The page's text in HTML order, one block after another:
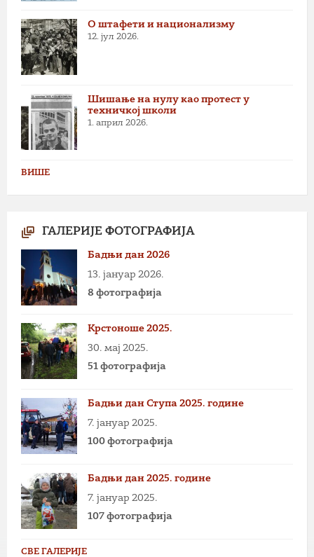
О штафети и национализму
12. јул 2026.
Шишање на нулу као протест у
техничкој школи
1. април 2026.
ВИШЕ
ГАЛЕРИЈЕ ФОТОГРАФИЈА
Бадњи дан 2026
13. јануар 2026.
8 фотографија
Крстоноше 2025.
30. мај 2025.
51 фотографија
Бадњи дан Ступа 2025. године
7. јануар 2025.
100 фотографија
Бадњи дан 2025. године
7. јануар 2025.
107 фотографија
СВЕ ГАЛЕРИЈЕ